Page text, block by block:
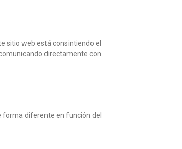
sitio web está consintiendo el
directamente con
forma diferente en función del